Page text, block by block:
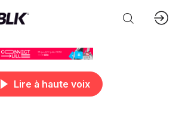
Lire à haute voix